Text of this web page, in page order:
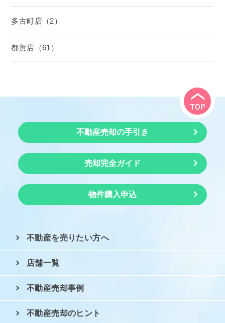
多古町店（2）
都賀店（61）
不動産売却の手引き
売却完全ガイド
物件購入申込
不動産を売りたい方へ
店舗一覧
不動産売却事例
不動産売却のヒント